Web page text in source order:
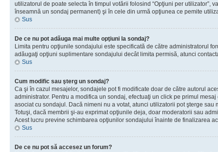
utilizatorul de poate selecta în timpul votării folosind “Opţiuni per utilizator”,
înseamnă un sondaj permanent) şi în cele din urmă opţiunea ce pemite
Sus
De ce nu pot adăuga mai multe opţiuni la sondaj?
Limita pentru opţiunile sondajului este specificată de către administratorul
adăugaţi opţiuni suplimentare sondajului decât limita permisă, atunci
Sus
Cum modific sau şterg un sondaj?
Ca şi în cazul mesajelor, sondajele pot fi modificate doar de către autorul
administrator. Pentru a modifica un sondaj, efectuaţi un click pe primul
asociat cu sondajul. Dacă nimeni nu a votat, atunci utilizatorii pot şterge
Totuşi, dacă membrii şi-au exprimat opţiunile deja, doar moderatorii sau
Acest lucru previne schimbarea opţiunilor sondajului înainte de finalizarea
Sus
De ce nu pot să accesez un forum?